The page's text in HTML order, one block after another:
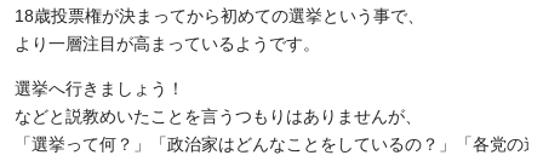
18歳投票権が決まってから初めての選挙という事で、
より一層注目が高まっているようです。
選挙へ行きましょう！
などと説教めいたことを言うつもりはありませんが、
「選挙って何？」「政治家はどんなことをしているの？」「各党の